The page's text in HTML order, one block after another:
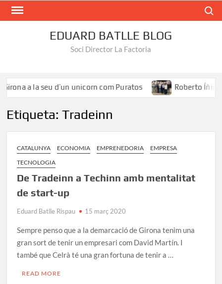
EDUARD BATLLE BLOG
Soci Director La Factoria
a la seu d’un unicorn com Puratos Roberto Íñiguez:
Etiqueta:Tradeinn
CATALUNYA ECONOMIA EMPRENEDORIA
EMPRESA
TECNOLOGIA
De Tradeinn a Techinn amb mentalitat
de start-up
Eduard Batlle Rispau 15 març 2020
Sempre penso que a la demarcació de Girona tenim una
gran sort de tenir un empresari com David Martín. I
també que Celrà té una gran fortuna de tenir a …
READ MORE